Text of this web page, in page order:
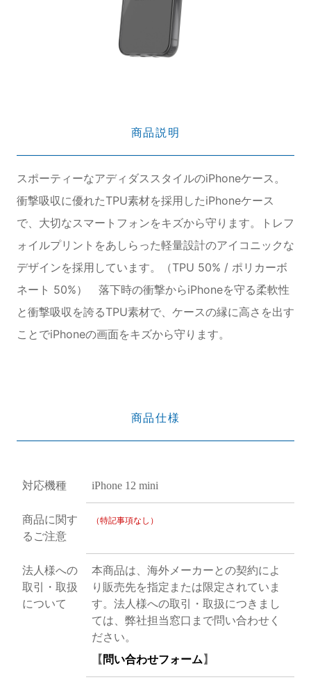
商品説明
スポーティーなアディダススタイルのiPhoneケース。
衝撃吸収に優れたTPU素材を採用したiPhoneケース
で、大切なスマートフォンをキズから守ります。トレフ
ォイルプリントをあしらった軽量設計のアイコニックな
デザインを採用しています。（TPU 50% / ポリカーボ
ネート 50%） 落下時の衝撃からiPhoneを守る柔軟性
と衝撃吸収を誇るTPU素材で、ケースの縁に高さを出す
ことでiPhoneの画面をキズから守ります。
商品仕様
対応機種 iPhone 12 mini
商品に関す
るご注意
（特記事項なし）
法人様への
取引・取扱
について
本商品は、海外メーカーとの契約によ
り販売先を指定または限定されていま
す。法人様への取引・取扱につきまし
ては、弊社担当窓口まで問い合わせく
ださい。
【 問い合わせフォーム 】